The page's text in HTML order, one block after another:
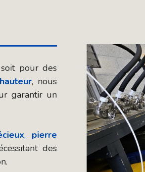
pour des
, nous
garantir un
, pierre
des